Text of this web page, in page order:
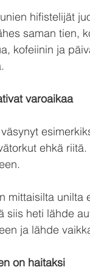
hifistelijät
saman tien,
kofeiinin ja
varoaikaa
ehkä
mittaisilta
siis heti lähde
ja lähde
on haitaksi